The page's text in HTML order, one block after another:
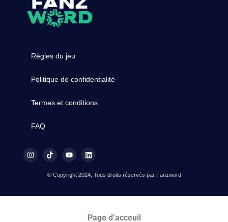
Règles du jeu
Politique de confidentialité
Termes et conditions
FAQ
© Copyright 2024, Tous droits réservés par Fanzword
Page d’acceuil